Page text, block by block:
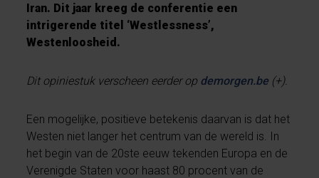
Iran. Dit jaar kreeg de conferentie een
intrigerende titel ‘Westlessness’,
Westenloosheid.
Dit opiniestuk verscheen eerder op demorgen.be (+).
Een mogelijke, positieve betekenis daarvan is dat het
Westen niet langer het centrum van de wereld is. In
het begin van de 20ste eeuw tekenden Europa en de
Verenigde Staten voor haast 80 procent van de